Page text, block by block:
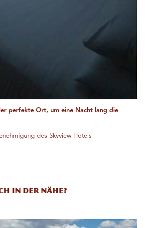
perfekte Ort, um eine Nacht lang die
des Skyview Hotels
in der Nähe?